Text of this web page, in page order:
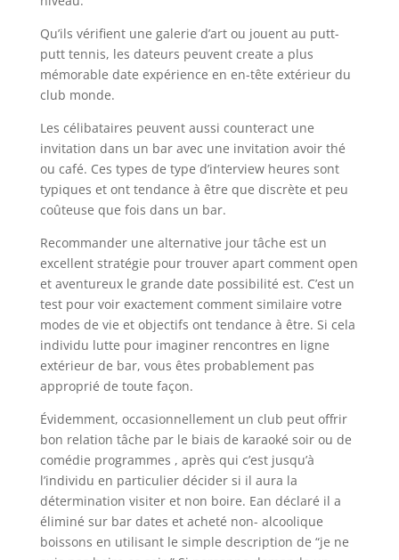
Qu’ils vérifient une galerie d’art ou jouent au putt-
putt tennis, les dateurs peuvent create a plus
mémorable date expérience en en-tête extérieur du
club monde.
Les célibataires peuvent aussi counteract une
invitation dans un bar avec une invitation avoir thé
ou café. Ces types de type d’interview heures sont
typiques et ont tendance à être que discrète et peu
coûteuse que fois dans un bar.
Recommander une alternative jour tâche est un
excellent stratégie pour trouver apart comment open
et aventureux le grande date possibilité est. C’est un
test pour voir exactement comment similaire votre
modes de vie et objectifs ont tendance à être. Si cela
individu lutte pour imaginer rencontres en ligne
extérieur de bar, vous êtes probablement pas
approprié de toute façon.
Évidemment, occasionnellement un club peut offrir
bon relation tâche par le biais de karaoké soir ou de
comédie programmes , après qui c’est jusqu’à
l’individu en particulier décider si il aura la
détermination visiter et non boire. Ean déclaré il a
éliminé sur bar dates et acheté non- alcoolique
boissons en utilisant le simple description de “je ne